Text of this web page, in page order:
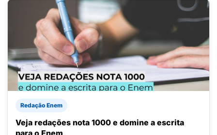
Redação Enem
Veja redações nota 1000 e domine a escrita
para o Enem